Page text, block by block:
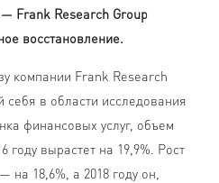
— Frank Research Group
восстановление.
компании Frank Research
в области исследования
финансовых услуг, объем
году вырастет на 19,9%. Рост
на 18,6%, а 2018 году он,